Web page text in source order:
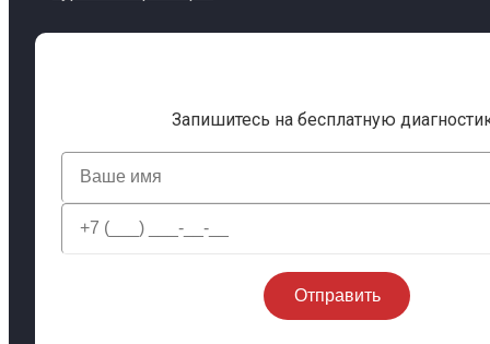
Запишитесь на бесплатную